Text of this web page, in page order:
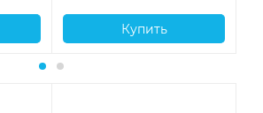
Купить